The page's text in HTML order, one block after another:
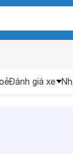
Đánh giá xe